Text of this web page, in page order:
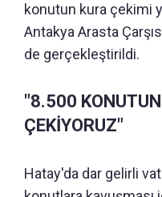
konutun kura çekimi
Antakya Arasta
de gerçekleştirildi.
"8.500 KONUTUN
ÇEKİYORUZ"
Hatay'da dar gelirli